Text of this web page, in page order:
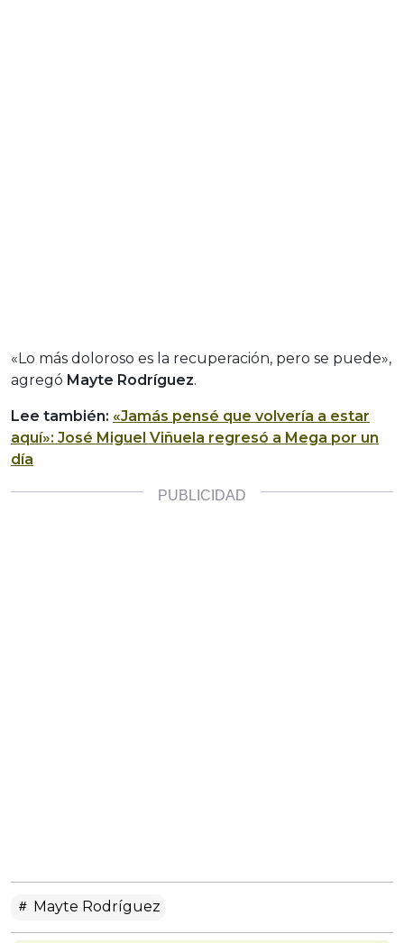
«Lo más doloroso es la recuperación, pero se puede»,
agregó Mayte Rodríguez.
Lee también: «Jamás pensé que volvería a estar
aquí»: José Miguel Viñuela regresó a Mega por un
día
Mayte Rodríguez